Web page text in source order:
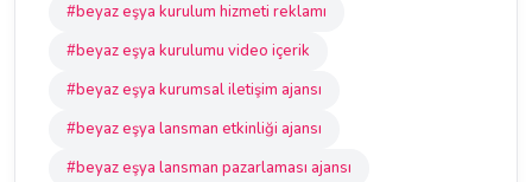
#beyaz eşya kurulum hizmeti reklamı
#beyaz eşya kurulumu video içerik
#beyaz eşya kurumsal iletişim ajansı
#beyaz eşya lansman etkinliği ajansı
#beyaz eşya lansman pazarlaması ajansı